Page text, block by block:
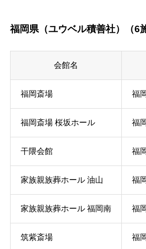
福岡県（ユウベル積善社）（6
会館名
福岡斎場 福
福岡斎場 桜坂ホール 福
干隈会館 福
家族親族葬ホール 油山 福
家族親族葬ホール 福岡南 福
筑紫斎場 福